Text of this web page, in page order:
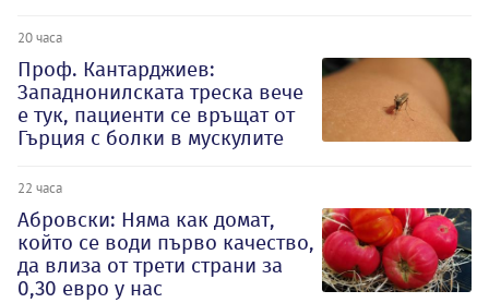
20 часа
Проф. Кантарджиев:
Западнонилската треска вече
е тук, пациенти се връщат от
Гърция с болки в мускулите
22 часа
Абровски: Няма как домат,
който се води първо качество,
да влиза от трети страни за
0,30 евро у нас